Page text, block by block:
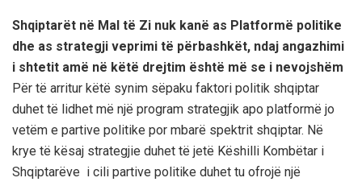
Shqiptarët në Mal të Zi nuk kanë as Platformë politike
dhe as strategji veprimi të përbashkët, ndaj angazhimi
i shtetit amë në këtë drejtim është më se i nevojshëm
Për të arritur këtë synim sëpaku faktori politik shqiptar
duhet të lidhet më një program strategjik apo platformë jo
vetëm e partive politike por mbarë spektrit shqiptar. Në
krye të kësaj strategjie duhet të jetë Këshilli Kombëtar i
Shqiptarëve i cili partive politike duhet tu ofrojë një